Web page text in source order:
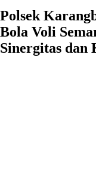
Polsek
Bola Voli
Sinergitas dan